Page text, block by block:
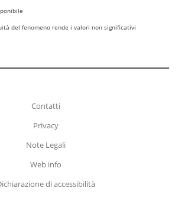
del fenomeno rende i valori non significativi
Contatti
Privacy
Note Legali
Web info
di accessibilità